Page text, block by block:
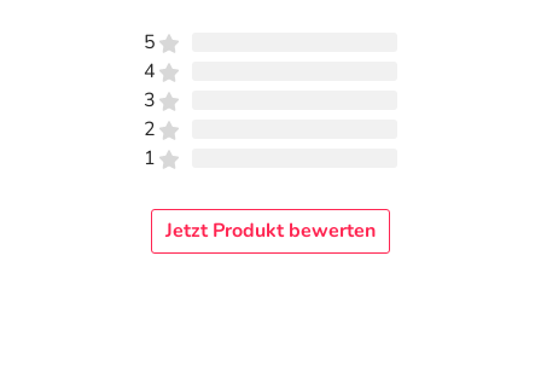
5
4
3
2
1
Jetzt Produkt bewerten